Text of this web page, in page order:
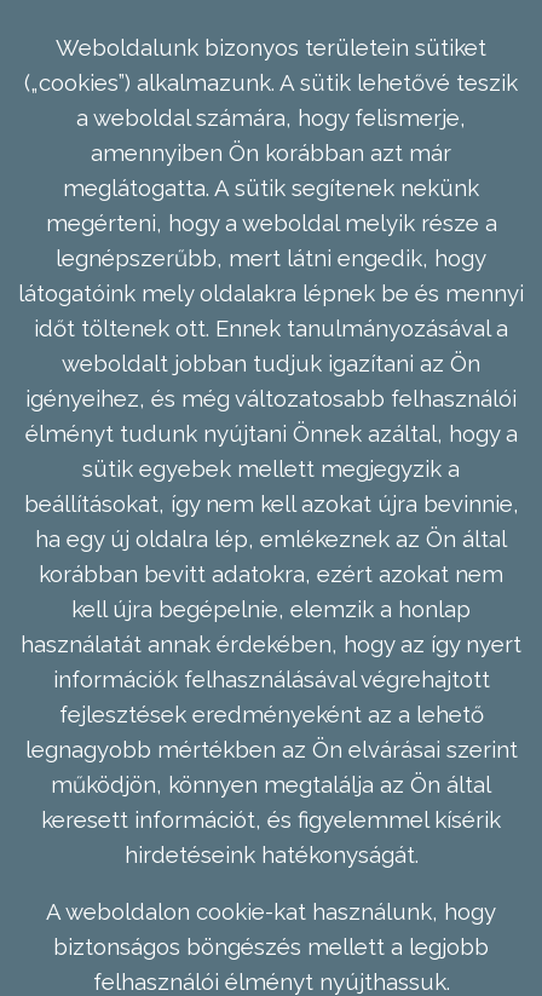
Weboldalunk bizonyos területein sütiket
(„cookies”) alkalmazunk. A sütik lehetővé teszik
a weboldal számára, hogy felismerje,
amennyiben Ön korábban azt már
meglátogatta. A sütik segítenek nekünk
megérteni, hogy a weboldal melyik része a
legnépszerűbb, mert látni engedik, hogy
látogatóink mely oldalakra lépnek be és mennyi
időt töltenek ott. Ennek tanulmányozásával a
weboldalt jobban tudjuk igazítani az Ön
igényeihez, és még változatosabb felhasználói
élményt tudunk nyújtani Önnek azáltal, hogy a
sütik egyebek mellett megjegyzik a
beállításokat, így nem kell azokat újra bevinnie,
ha egy új oldalra lép, emlékeznek az Ön által
korábban bevitt adatokra, ezért azokat nem
kell újra begépelnie, elemzik a honlap
használatát annak érdekében, hogy az így nyert
információk felhasználásával végrehajtott
fejlesztések eredményeként az a lehető
legnagyobb mértékben az Ön elvárásai szerint
működjön, könnyen megtalálja az Ön által
keresett információt, és figyelemmel kísérik
hirdetéseink hatékonyságát.
A weboldalon cookie-kat használunk, hogy
biztonságos böngészés mellett a legjobb
felhasználói élményt nyújthassuk.